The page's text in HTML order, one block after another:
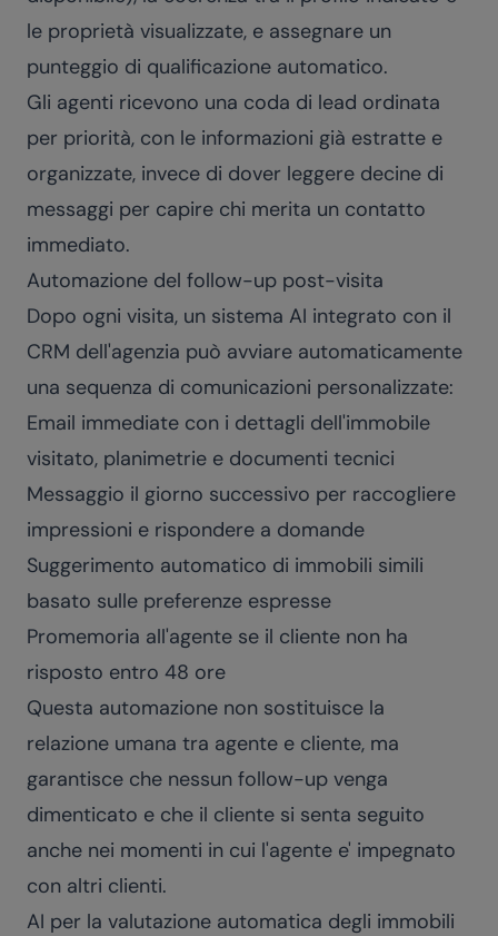
le proprietà visualizzate, e assegnare un
punteggio di qualificazione automatico.
Gli agenti ricevono una coda di lead ordinata
per priorità, con le informazioni già estratte e
organizzate, invece di dover leggere decine di
messaggi per capire chi merita un contatto
immediato.
Automazione del follow-up post-visita
Dopo ogni visita, un sistema AI integrato con il
CRM dell'agenzia può avviare automaticamente
una sequenza di comunicazioni personalizzate:
Email immediate con i dettagli dell'immobile
visitato, planimetrie e documenti tecnici
Messaggio il giorno successivo per raccogliere
impressioni e rispondere a domande
Suggerimento automatico di immobili simili
basato sulle preferenze espresse
Promemoria all'agente se il cliente non ha
risposto entro 48 ore
Questa automazione non sostituisce la
relazione umana tra agente e cliente, ma
garantisce che nessun follow-up venga
dimenticato e che il cliente si senta seguito
anche nei momenti in cui l'agente e' impegnato
con altri clienti.
AI per la valutazione automatica degli immobili